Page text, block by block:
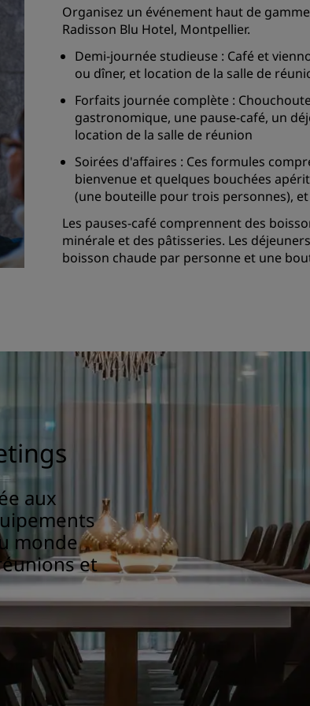
Organisez un événement haut de
Radisson Blu Hotel, Montpellier.
Demi-journée studieuse : Café et
ou dîner, et location de la salle de
Forfaits journée complète :
gastronomique, une pause-café, un
location de la salle de réunion
Soirées d'affaires : Ces formules
bienvenue et quelques bouchées
(une bouteille pour trois personnes),
Les pauses-café comprennent des
minérale et des pâtisseries. Les
boisson chaude par personne et une
aux
monde
et